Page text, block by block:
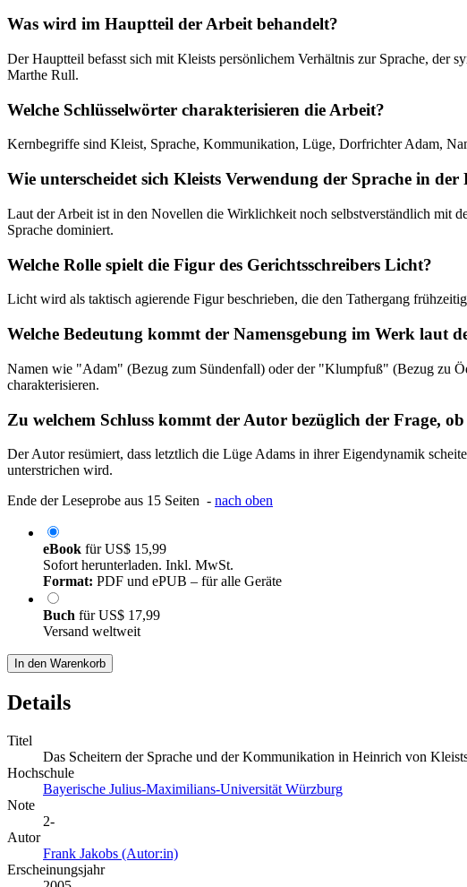
Was wird im Hauptteil der Arbeit behandelt?
Der Hauptteil befasst sich mit Kleists persönlichem Verhältnis zur Sprache, der
Marthe Rull.
Welche Schlüsselwörter charakterisieren die Arbeit?
Kernbegriffe sind Kleist, Sprache, Kommunikation, Lüge, Dorfrichter Adam,
Wie unterscheidet sich Kleists Verwendung der Sprache in der
Laut der Arbeit ist in den Novellen die Wirklichkeit noch selbstverständlich mit
Sprache dominiert.
Welche Rolle spielt die Figur des Gerichtsschreibers Licht?
Licht wird als taktisch agierende Figur beschrieben, die den Tathergang
Welche Bedeutung kommt der Namensgebung im Werk laut
Namen wie "Adam" (Bezug zum Sündenfall) oder der "Klumpfuß" (Bezug zu
charakterisieren.
Zu welchem Schluss kommt der Autor bezüglich der Frage,
Der Autor resümiert, dass letztlich die Lüge Adams in ihrer Eigendynamik
unterstrichen wird.
Ende der Leseprobe aus 15 Seiten - nach oben
eBook fürUS$ 15,99
Sofort herunterladen. Inkl. MwSt.
Format: PDF und ePUB – für alle Geräte
Buch fürUS$ 17,99
Versand weltweit
In den Warenkorb
Details
Titel
Das Scheitern der Sprache und der Kommunikation in Heinrich von
Hochschule
Bayerische Julius-Maximilians-Universität Würzburg
Note
2-
Autor
Frank Jakobs (Autor:in)
Erscheinungsjahr